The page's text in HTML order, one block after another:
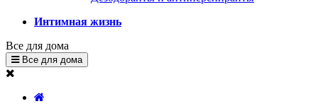
Интимная жизнь
Все для дома
Все для дома